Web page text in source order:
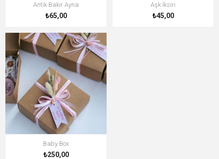
Antik Bakır Ayna
₺65,00
Aşk İksiri
₺45,00
Baby Box
₺250,00